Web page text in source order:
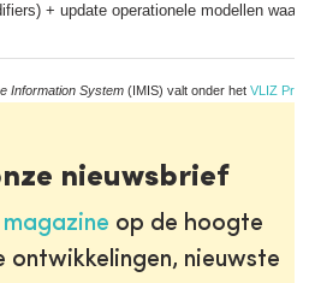
+ update operationele modellen waar
Information System (IMIS) valt onder het VLIZ
nieuwsbrief
magazine op de hoogte
ontwikkelingen, nieuwste